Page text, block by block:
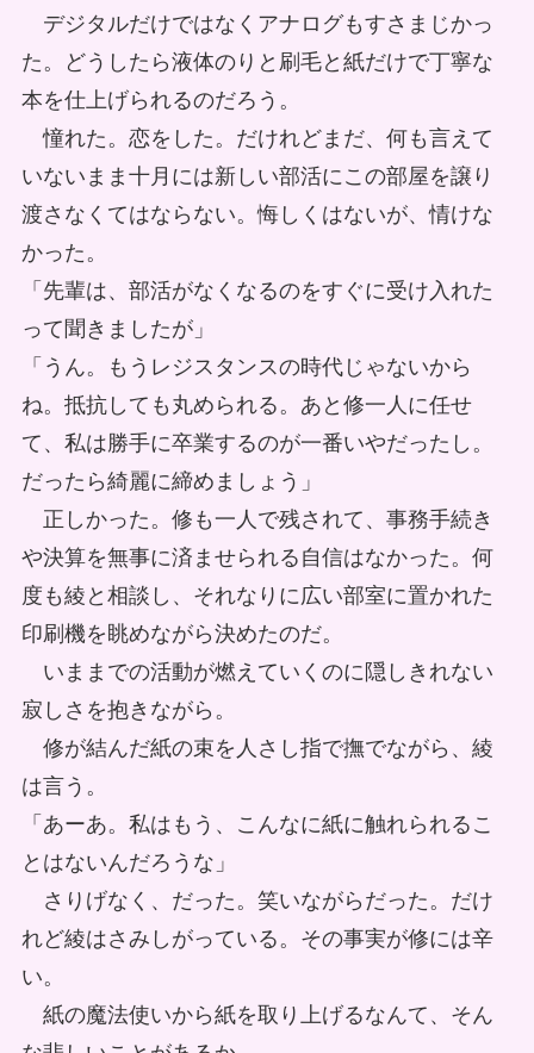
デジタルだけではなくアナログもすさまじかっ
た。どうしたら液体のりと刷毛と紙だけで丁寧な
本を仕上げられるのだろう。
憧れた。恋をした。だけれどまだ、何も言えて
いないまま十月には新しい部活にこの部屋を譲り
渡さなくてはならない。悔しくはないが、情けな
かった。
「先輩は、部活がなくなるのをすぐに受け入れた
って聞きましたが」
「うん。もうレジスタンスの時代じゃないから
ね。抵抗しても丸められる。あと修一人に任せ
て、私は勝手に卒業するのが一番いやだったし。
だったら綺麗に締めましょう」
正しかった。修も一人で残されて、事務手続き
や決算を無事に済ませられる自信はなかった。何
度も綾と相談し、それなりに広い部室に置かれた
印刷機を眺めながら決めたのだ。
いままでの活動が燃えていくのに隠しきれない
寂しさを抱きながら。
修が結んだ紙の束を人さし指で撫でながら、綾
は言う。
「あーあ。私はもう、こんなに紙に触れられるこ
とはないんだろうな」
さりげなく、だった。笑いながらだった。だけ
れど綾はさみしがっている。その事実が修には辛
い。
紙の魔法使いから紙を取り上げるなんて、そん